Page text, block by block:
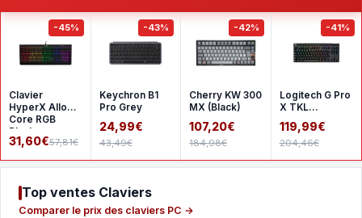
-45%
Clavier
HyperX Alloy
Core RGB
Black
31,60€57,81€
-43%
Keychron B1
Pro Grey
24,99€
43,49€
-42%
Cherry KW 300
MX (Black)
107,20€
184,98€
-41%
Logitech G Pro
X TKL
Lightspeed -
GX Brown -
Black
119,99€
204,46€
Top ventes Claviers
Comparer le prix des claviers PC →